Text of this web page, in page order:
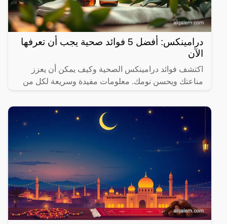
درامينكس: أفضل 5 فوائد صحية يجب أن تعرفها
الآن
اكتشف فوائد درامينكس الصحية وكيف يمكن أن يعزز
مناعتك ويحسن نومك. معلومات مفيدة وسريعة لكل من